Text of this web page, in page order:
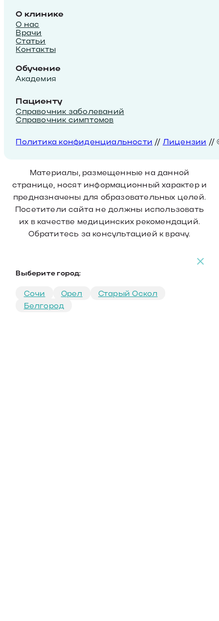
О клинике
О нас
Врачи
Статьи
Контакты
Обучение
Академия
Пациенту
Справочник заболеваний
Справочник симптомов
Политика конфиденциальности // Лицензии //
Материалы, размещенные на данной
странице, носят информационный характер и
предназначены для образовательных целей.
Посетители сайта не должны использовать
их в качестве медицинских рекомендаций.
Обратитесь за консультацией к врачу.
Выберите город:
Сочи Орел
Старый Оскол
Белгород